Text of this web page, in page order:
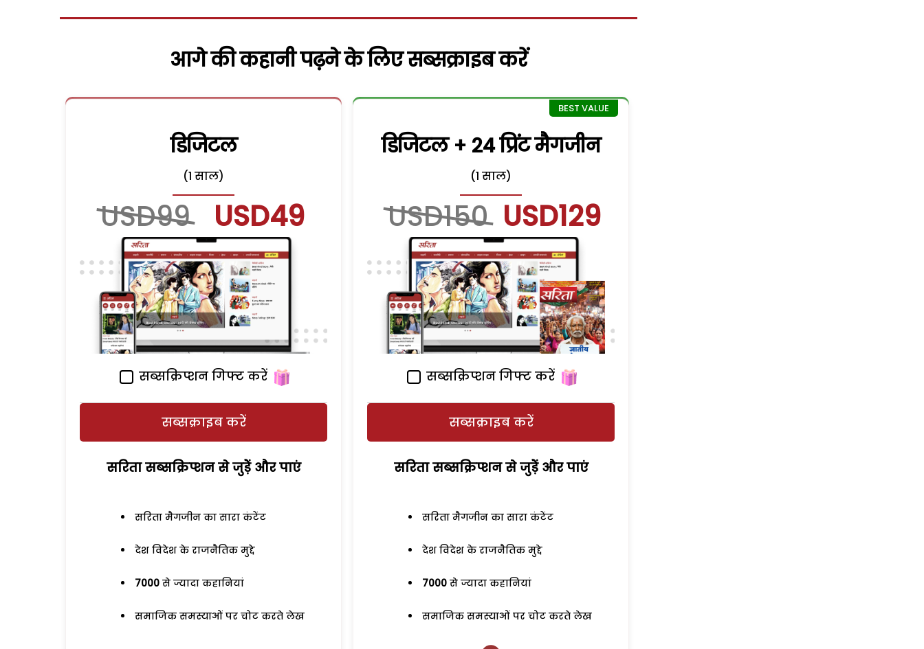
आगे की कहानी पढ़ने के लिए सब्सक्राइब करें
डिजिटल
(1 साल)
USD99 USD49
सब्सक्रिप्शन गिफ्ट करें
सब्सक्राइब करें
सरिता सब्सक्रिप्शन से जुड़ेें और पाएं
सरिता मैगजीन का सारा कंटेंट
देश विदेश के राजनैतिक मुद्दे
7000 से ज्यादा कहानियां
समाजिक समस्याओं पर चोट करते लेख
डिजिटल + 24 प्रिंट मैगजीन
(1 साल)
USD150 USD129
सब्सक्रिप्शन गिफ्ट करें
सब्सक्राइब करें
सरिता सब्सक्रिप्शन से जुड़ेें और पाएं
सरिता मैगजीन का सारा कंटेंट
देश विदेश के राजनैतिक मुद्दे
7000 से ज्यादा कहानियां
समाजिक समस्याओं पर चोट करते लेख